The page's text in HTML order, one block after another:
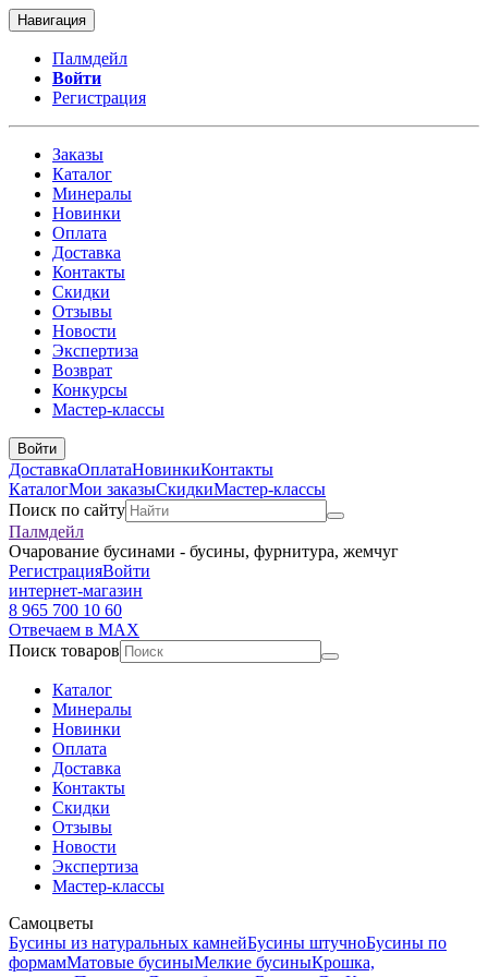
Навигация
Палмдейл
Войти
Регистрация
Заказы
Каталог
Минералы
Новинки
Оплата
Доставка
Контакты
Скидки
Отзывы
Новости
Экспертиза
Возврат
Конкурсы
Мастер-классы
Войти
ДоставкаОплатаНовинкиКонтакты
КаталогМои заказыСкидкиМастер-классы
Поиск по сайту
Палмдейл
Очарование бусинами - бусины, фурнитура, жемчуг
РегистрацияВойти
интернет-магазин
8 965 700 10 60
Отвечаем в MAX
Поиск товаров
Каталог
Минералы
Новинки
Оплата
Доставка
Контакты
Скидки
Отзывы
Новости
Экспертиза
Мастер-классы
Самоцветы
Бусины из натуральных камнейБусины штучноБусины по
формамМатовые бусиныМелкие бусиныКрошка,